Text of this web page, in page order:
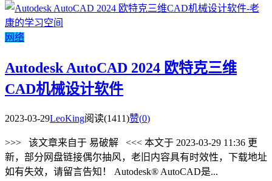
网络
Autodesk AutoCAD 2024 欧特克三维
CAD机械设计软件
2023-03-29LeoKing阅读(1411)赞(0)
>>> 该文章来自于 易破解 <<< 本文于 2023-03-29 11:36 更
新，部分网盘链接偶尔抽风，老旧内容具有时效性，下载地址
如有失效，请留言告知！ Autodesk® AutoCAD是...